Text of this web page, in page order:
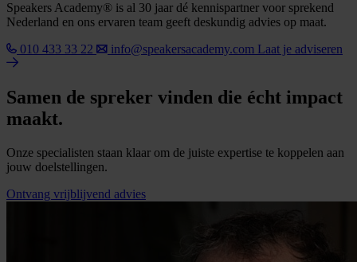
Speakers Academy® is al 30 jaar dé kennispartner voor sprekend
Nederland en ons ervaren team geeft deskundig advies op maat.
010 433 33 22
info@speakersacademy.com Laat je adviseren
Samen de spreker vinden die écht impact
maakt.
Onze specialisten staan klaar om de juiste expertise te koppelen aan
jouw doelstellingen.
Ontvang vrijblijvend advies